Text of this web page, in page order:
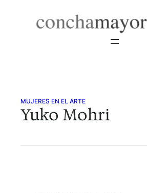
MUJERES EN EL ARTE
Yuko Mohri